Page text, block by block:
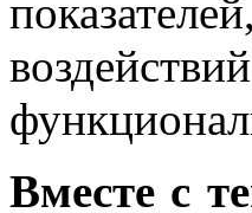
Вместе с